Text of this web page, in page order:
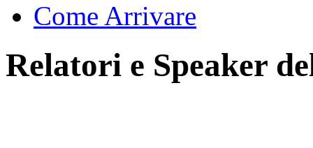
Come Arrivare
Relatori e Speaker